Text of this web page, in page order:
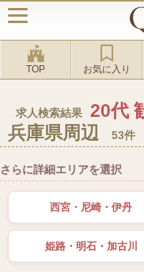
TOP お気に入り
求人検索結果
20代
兵庫県周辺
53件
さらに詳細エリアを選択
西宮・尼崎・伊丹
姫路・明石・加古川